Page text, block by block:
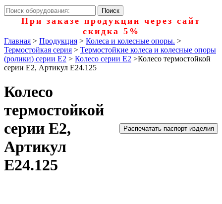
При заказе продукции через сайт
скидка 5%
Главная > Продукция > Колеса и колесные опоры. >
Термостойкая серия > Термостойкие колеса и колесные опоры
(ролики) серии Е2 > Колесо серии Е2 >Колесо термостойкой
серии Е2, Артикул Е24.125
Колесо
термостойкой
серии Е2,
Артикул
Е24.125
Распечатать паспорт изделия